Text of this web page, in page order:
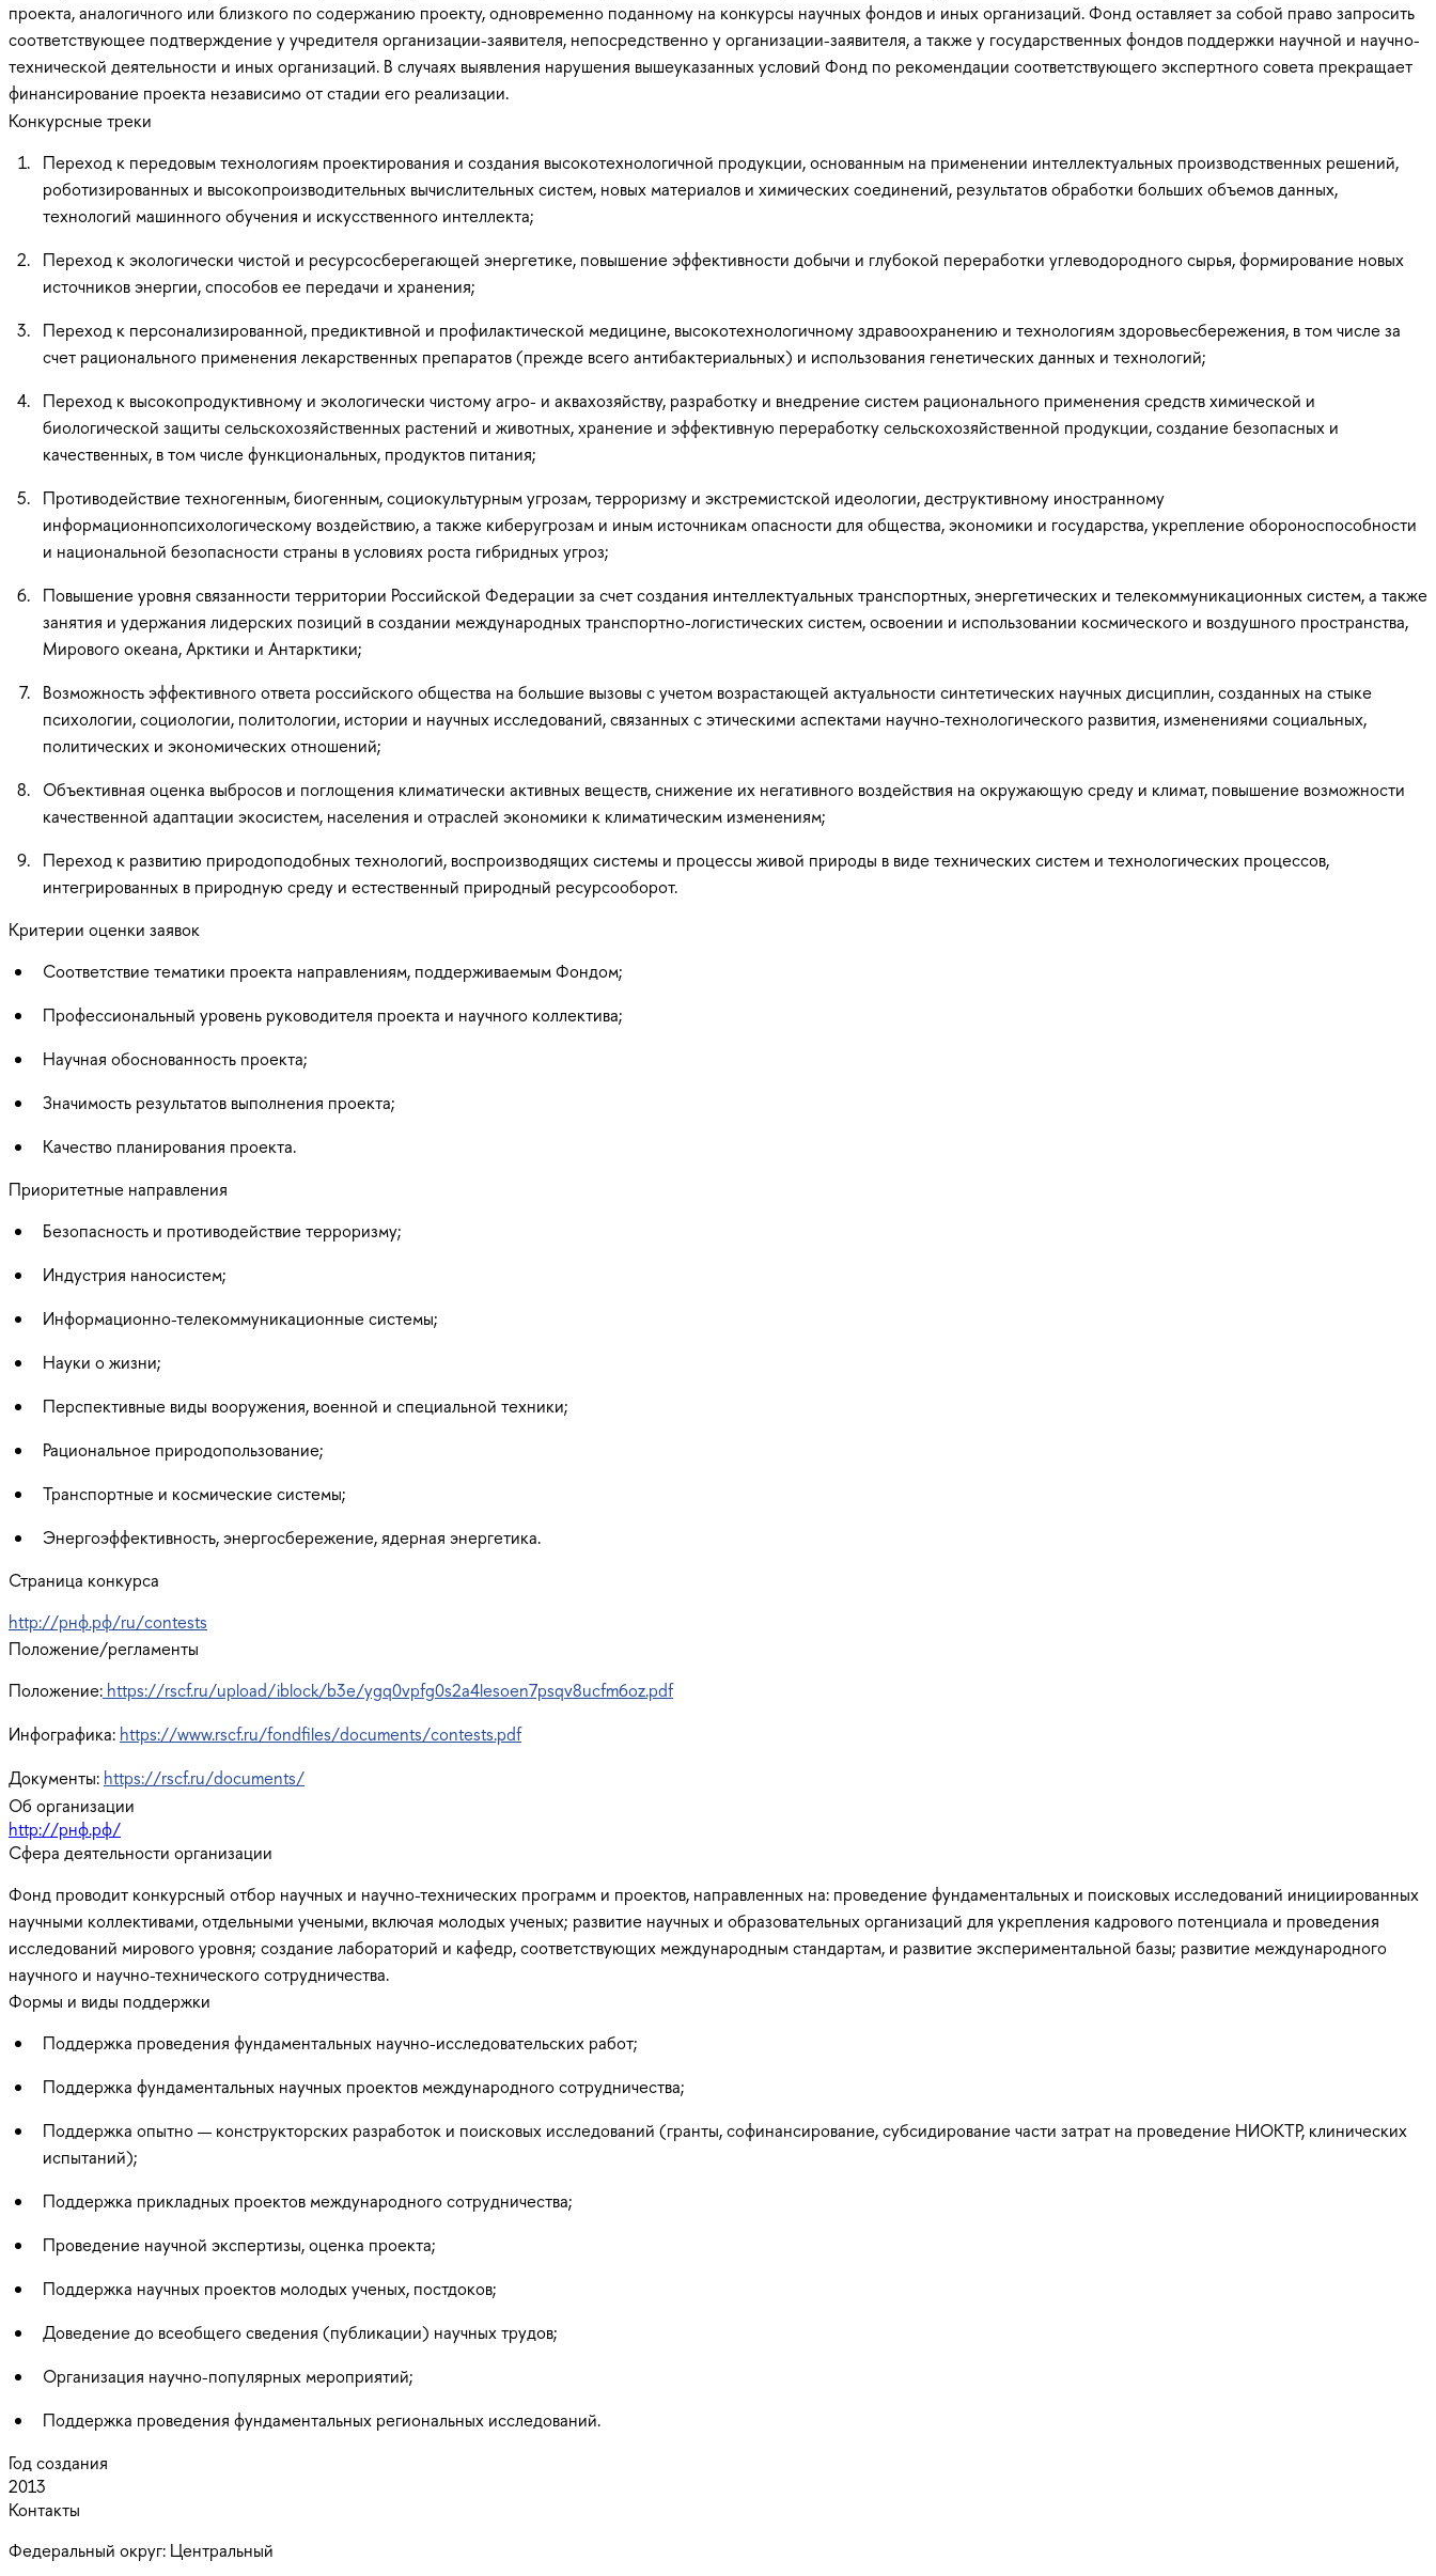
проекта, аналогичного или близкого по содержанию проекту, одновременно поданному на конкурсы научных фондов и иных организаций. Фонд оставляет за собой право запросить
соответствующее подтверждение у учредителя организации-заявителя, непосредственно у организации-заявителя, а также у государственных фондов поддержки научной и научно-
технической деятельности и иных организаций. В случаях выявления нарушения вышеуказанных условий Фонд по рекомендации соответствующего экспертного совета прекращает
финансирование проекта независимо от стадии его реализации.
Конкурсные треки
Переход к передовым технологиям проектирования и создания высокотехнологичной продукции, основанным на применении интеллектуальных производственных решений,
роботизированных и высокопроизводительных вычислительных систем, новых материалов и химических соединений, результатов обработки больших объемов данных,
технологий машинного обучения и искусственного интеллекта;
Переход к экологически чистой и ресурсосберегающей энергетике, повышение эффективности добычи и глубокой переработки углеводородного сырья, формирование новых
источников энергии, способов ее передачи и хранения;
Переход к персонализированной, предиктивной и профилактической медицине, высокотехнологичному здравоохранению и технологиям здоровьесбережения, в том числе за
счет рационального применения лекарственных препаратов (прежде всего антибактериальных) и использования генетических данных и технологий;
Переход к высокопродуктивному и экологически чистому агро- и аквахозяйству, разработку и внедрение систем рационального применения средств химической и
биологической защиты сельскохозяйственных растений и животных, хранение и эффективную переработку сельскохозяйственной продукции, создание безопасных и
качественных, в том числе функциональных, продуктов питания;
Противодействие техногенным, биогенным, социокультурным угрозам, терроризму и экстремистской идеологии, деструктивному иностранному
информационнопсихологическому воздействию, а также киберугрозам и иным источникам опасности для общества, экономики и государства, укрепление обороноспособности
и национальной безопасности страны в условиях роста гибридных угроз;
Повышение уровня связанности территории Российской Федерации за счет создания интеллектуальных транспортных, энергетических и телекоммуникационных систем, а также
занятия и удержания лидерских позиций в создании международных транспортно-логистических систем, освоении и использовании космического и воздушного пространства,
Мирового океана, Арктики и Антарктики;
Возможность эффективного ответа российского общества на большие вызовы с учетом возрастающей актуальности синтетических научных дисциплин, созданных на стыке
психологии, социологии, политологии, истории и научных исследований, связанных с этическими аспектами научно-технологического развития, изменениями социальных,
политических и экономических отношений;
Объективная оценка выбросов и поглощения климатически активных веществ, снижение их негативного воздействия на окружающую среду и климат, повышение возможности
качественной адаптации экосистем, населения и отраслей экономики к климатическим изменениям;
Переход к развитию природоподобных технологий, воспроизводящих системы и процессы живой природы в виде технических систем и технологических процессов,
интегрированных в природную среду и естественный природный ресурсооборот.
Критерии оценки заявок
Соответствие тематики проекта направлениям, поддерживаемым Фондом;
Профессиональный уровень руководителя проекта и научного коллектива;
Научная обоснованность проекта;
Значимость результатов выполнения проекта;
Качество планирования проекта.
Приоритетные направления
Безопасность и противодействие терроризму;
Индустрия наносистем;
Информационно-телекоммуникационные системы;
Науки о жизни;
Перспективные виды вооружения, военной и специальной техники;
Рациональное природопользование;
Транспортные и космические системы;
Энергоэффективность, энергосбережение, ядерная энергетика.
Страница конкурса
http://рнф.рф/ru/contests
Положение/регламенты
Положение: https://rscf.ru/upload/iblock/b3e/ygq0vpfg0s2a4lesoen7psqv8ucfm6oz.pdf
Инфографика: https://www.rscf.ru/fondfiles/documents/contests.pdf
Документы: https://rscf.ru/documents/
Об организации
http://рнф.рф/
Сфера деятельности организации
Фонд проводит конкурсный отбор научных и научно-технических программ и проектов, направленных на: проведение фундаментальных и поисковых исследований инициированных
научными коллективами, отдельными учеными, включая молодых ученых; развитие научных и образовательных организаций для укрепления кадрового потенциала и проведения
исследований мирового уровня; создание лабораторий и кафедр, соответствующих международным стандартам, и развитие экспериментальной базы; развитие международного
научного и научно-технического сотрудничества.
Формы и виды поддержки
Поддержка проведения фундаментальных научно-исследовательских работ;
Поддержка фундаментальных научных проектов международного сотрудничества;
Поддержка опытно — конструкторских разработок и поисковых исследований (гранты, софинансирование, субсидирование части затрат на проведение НИОКТР, клинических
испытаний);
Поддержка прикладных проектов международного сотрудничества;
Проведение научной экспертизы, оценка проекта;
Поддержка научных проектов молодых ученых, постдоков;
Доведение до всеобщего сведения (публикации) научных трудов;
Организация научно-популярных мероприятий;
Поддержка проведения фундаментальных региональных исследований.
Год создания
2013
Контакты
Федеральный округ: Центральный